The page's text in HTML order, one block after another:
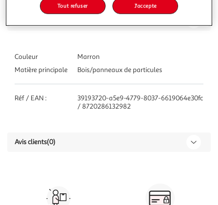
Couleur
Marron
Matière principale
Bois/panneaux de particules
Réf / EAN :
39193720-a5e9-4779-8037-6619064e30fc
/ 8720286132982
Avis clients(0)
Tout refuser J'accepte